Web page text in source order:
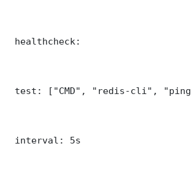
healthcheck:
test: ["CMD", "redis-cli",
interval: 5s